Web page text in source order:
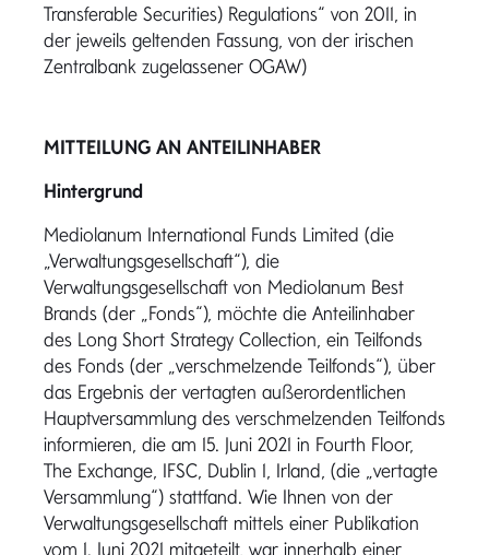
Transferable Securities) Regulations“ von 2011, in
der jeweils geltenden Fassung, von der irischen
Zentralbank zugelassener OGAW)
MITTEILUNG AN ANTEILINHABER
Hintergrund
Mediolanum International Funds Limited (die
„Verwaltungsgesellschaft“), die
Verwaltungsgesellschaft von Mediolanum Best
Brands (der „Fonds“), möchte die Anteilinhaber
des Long Short Strategy Collection, ein Teilfonds
des Fonds (der „verschmelzende Teilfonds“), über
das Ergebnis der vertagten außerordentlichen
Hauptversammlung des verschmelzenden Teilfonds
informieren, die am 15. Juni 2021 in Fourth Floor,
The Exchange, IFSC, Dublin 1, Irland, (die „vertagte
Versammlung“) stattfand. Wie Ihnen von der
Verwaltungsgesellschaft mittels einer Publikation
vom 1. Juni 2021 mitgeteilt, war innerhalb einer